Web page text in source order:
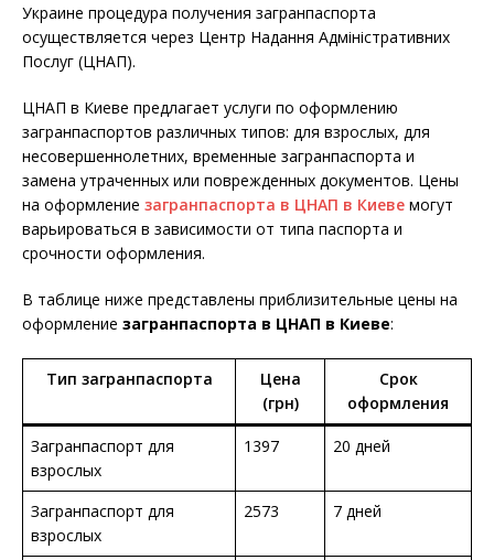
Украине процедура получения загранпаспорта
осуществляется через Центр Надання Адміністративних
Послуг (ЦНАП).
ЦНАП в Киеве предлагает услуги по оформлению
загранпаспортов различных типов: для взрослых, для
несовершеннолетних, временные загранпаспорта и
замена утраченных или поврежденных документов. Цены
на оформление загранпаспорта в ЦНАП в Киеве могут
варьироваться в зависимости от типа паспорта и
срочности оформления.
В таблице ниже представлены приблизительные цены на
оформление загранпаспорта в ЦНАП в Киеве:
Тип загранпаспорта
Цена
(грн)
Срок
оформления
Загранпаспорт для
взрослых
1397 20 дней
Загранпаспорт для
взрослых
2573 7 дней